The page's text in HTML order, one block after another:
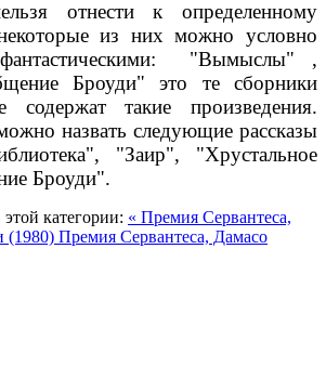
отнести к определенному
из них можно условно
фантастическими: "Вымыслы" ,
Броуди" это те сборники
содержат такие произведения.
назвать следующие рассказы
"Заир", "Хрустальное
Броуди".
категории: « Премия Сервантеса,
(1980) Премия Сервантеса, Дамасо